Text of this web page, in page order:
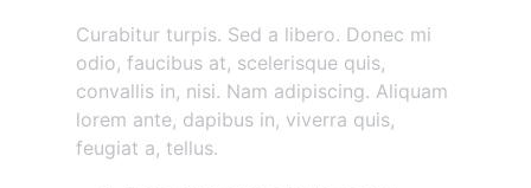
Curabitur turpis. Sed a libero. Donec mi
odio, faucibus at, scelerisque quis,
convallis in, nisi. Nam adipiscing. Aliquam
lorem ante, dapibus in, viverra quis,
feugiat a, tellus.